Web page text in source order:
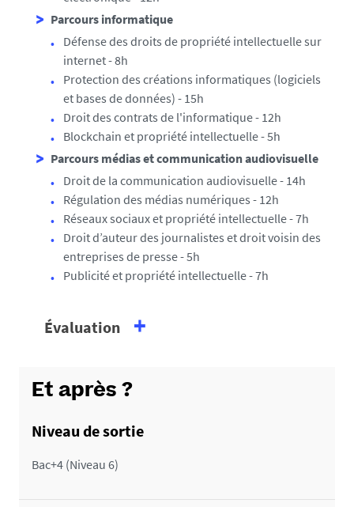
Parcours informatique
Défense des droits de propriété intellectuelle sur
internet - 8h
Protection des créations informatiques (logiciels
et bases de données) - 15h
Droit des contrats de l'informatique - 12h
Blockchain et propriété intellectuelle - 5h
Parcours médias et communication audiovisuelle
Droit de la communication audiovisuelle - 14h
Régulation des médias numériques - 12h
Réseaux sociaux et propriété intellectuelle - 7h
Droit d’auteur des journalistes et droit voisin des
entreprises de presse - 5h
Publicité et propriété intellectuelle - 7h
Évaluation
à la Faculté de droit et
sur une journée :
• Un contrôle continu à distance
•
Un contrôle terminal pour les enseignements
Et après ?
Niveau de sortie
Bac+4 (Niveau 6)